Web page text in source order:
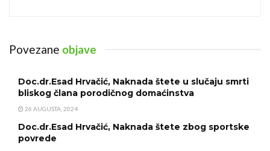
Povezane objave
Doc.dr.Esad Hrvačić, Naknada štete u slučaju smrti
bliskog člana porodičnog domaćinstva
26 AUGUSTA, 2024
Doc.dr.Esad Hrvačić, Naknada štete zbog sportske
povrede